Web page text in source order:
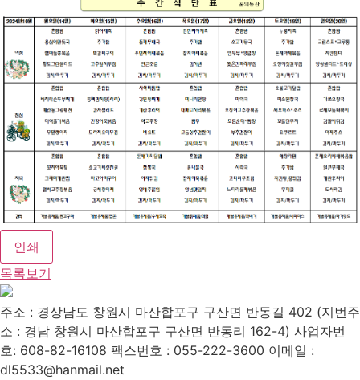
인쇄
목록보기
주소 : 경상남도 창원시 마산합포구 구산면 반동길 402 (지번주
소 : 경남 창원시 마산합포구 구산면 반동리 162-4) 사업자번
호: 608-82-16108 팩스번호 : 055-222-3600 이메일 :
dl5533@hanmail.net